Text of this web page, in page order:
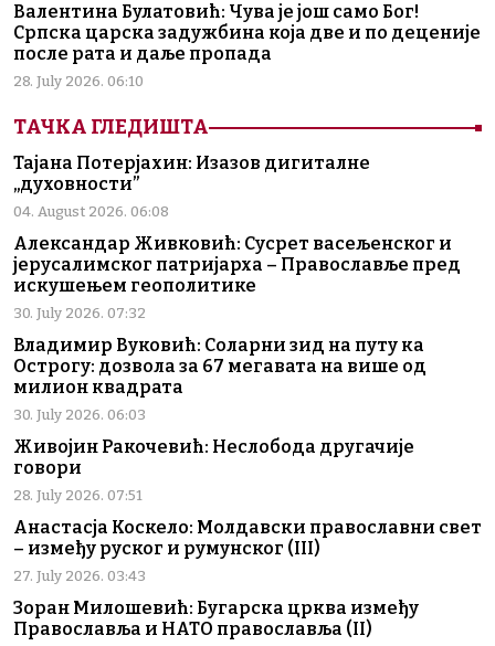
Валентина Булатовић: Чува је још само Бог!
Српска царска задужбина која две и по деценије
после рата и даље пропада
28. July 2026. 06:10
ТАЧКА ГЛЕДИШТА
Тајана Потерјахин: Изазов дигиталне
„духовности”
04. August 2026. 06:08
Александар Живковић: Сусрет васељенског и
јерусалимског патријарха – Православље пред
искушењем геополитике
30. July 2026. 07:32
Владимир Вуковић: Соларни зид на путу ка
Острогу: дозвола за 67 мегавата на више од
милион квадрата
30. July 2026. 06:03
Живојин Ракочевић: Неслобода другачије
говори
28. July 2026. 07:51
Анастасја Коскело: Молдавски православни свет
– између руског и румунског (III)
27. July 2026. 03:43
Зоран Милошевић: Бугарска црква између
Православља и НАТО православља (II)